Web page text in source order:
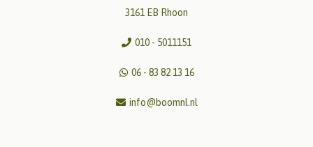
3161 EB Rhoon
010 - 5011151
06 - 83 82 13 16
info@boomnl.nl